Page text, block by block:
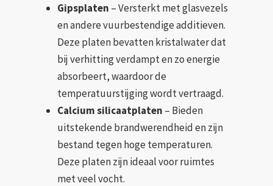
Gipsplaten – Versterkt met glasvezels
en andere vuurbestendige additieven.
Deze platen bevatten kristalwater dat
bij verhitting verdampt en zo energie
absorbeert, waardoor de
temperatuurstijging wordt vertraagd.
Calcium silicaatplaten – Bieden
uitstekende brandwerendheid en zijn
bestand tegen hoge temperaturen.
Deze platen zijn ideaal voor ruimtes
met veel vocht.